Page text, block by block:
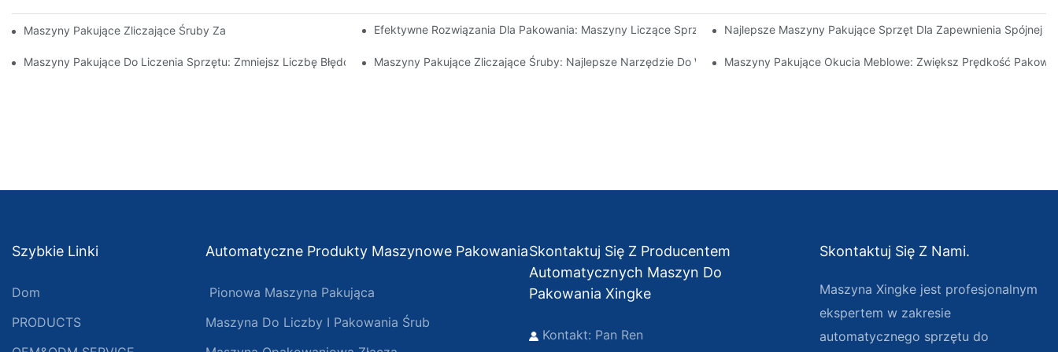
Maszyny Pakujące Zliczające Śruby Zapewniające Niezawodne I Szybkie WynikiEfektywne Rozwiązania Dla Pakowania: Maszyny Liczące Sprzęt Najlepsze Maszyny Pakujące Sprzęt Dla Zapewnienia Spójnej
Maszyny Pakujące Do Liczenia Sprzętu: Zmniejsz Liczbę Błędów I Zwiększ WydajnośćMaszyny Pakujące Zliczające Śruby: Najlepsze Narzędzie Do Wydajnego PakowaniaMaszyny Pakujące Okucia Meblowe: Zwiększ Prędkość
Szybkie Linki
Dom
PRODUCTS
Automatyczne Produkty Maszynowe Pakowania
Pionowa Maszyna Pakująca
Maszyna Do Liczby I Pakowania Śrub
Skontaktuj Się Z Producentem
Automatycznych Maszyn Do
Pakowania Xingke
Kontakt: Pan Ren
Skontaktuj Się Z Nami.
Maszyna Xingke jest profesjonalnym
ekspertem w zakresie
automatycznego sprzętu do